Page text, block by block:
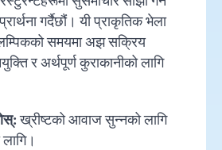
गर्दैछौं। यी प्राकृतिक भेला
समयमा अझ सक्रिय
र अर्थपूर्ण कुराकानीको लागि
ख्रीष्टको आवाज सुन्नको लागि